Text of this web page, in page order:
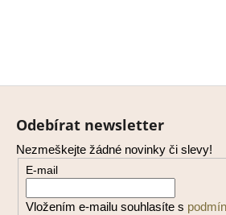
Z
Odebírat newsletter
Nezmeškejte žádné novinky či slevy!
E-mail
Vložením e-mailu souhlasíte s